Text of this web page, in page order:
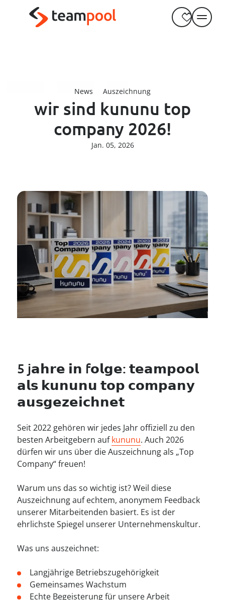
----
----
----
----
News Auszeichnung
wir sind kununu top
company 2026!
Jan. 05, 2026
5 j𝗮𝗵𝗿𝗲 𝗶𝗻 f𝗼𝗹𝗴𝗲: 𝘁𝗲𝗮𝗺𝗽𝗼𝗼𝗹
𝗮𝗹𝘀 𝗸𝘂𝗻𝘂𝗻𝘂 𝘁𝗼𝗽 𝗰𝗼𝗺𝗽𝗮𝗻𝘆
𝗮𝘂𝘀𝗴𝗲𝘇𝗲𝗶𝗰𝗵𝗻𝗲𝘁
Seit 2022 gehören wir jedes Jahr offiziell zu den
besten Arbeitgebern aufkununu. Auch 2026
dürfen wir uns über die Auszeichnung als „Top
Company“ freuen!
Warum uns das so wichtig ist? Weil diese
Auszeichnung auf echtem, anonymem Feedback
unserer Mitarbeitenden basiert. Es ist der
ehrlichste Spiegel unserer Unternehmenskultur.
Was uns auszeichnet:
Langjährige Betriebszugehörigkeit
Gemeinsames Wachstum
Echte Begeisterung für unsere Arbeit